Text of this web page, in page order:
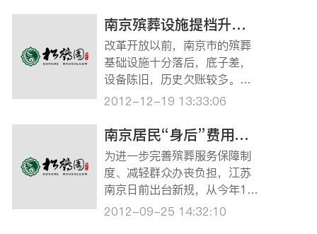
人”。 松鹤自创办以来，始终
遵循美化、绿化、园林化、人
文化的原则，规范运作，不断
提高环境设施建设，先后建
成“千米文化长…
南京殡葬设施提档升级 治丧环境显人文关怀
改革开放以前，南京市的殡葬
基础设施十分落后，底子差，
设备陈旧，历史欠账较多。花
卉、草坪、假山、水池、雕
声潺潺，鸟语花香，音乐缭
绕，亭台楼阁错落，四周绿树
掩映，仿佛置身于江南庭院之
中。 治丧环境与时俱进，30多
年后殡仪馆再搬迁…
2012-12-19 13:33:06
南京居民“身后”费用将由政府买单
为进一步完善殡葬服务保障制
度、减轻群众办丧负担，江苏
南京日前出台新规，从今年11
月1日起，凡具有南京市户籍的
2012-09-25 14:32:10